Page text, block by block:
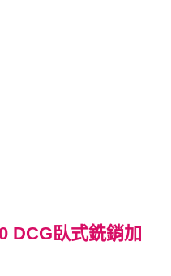
DCG臥式銑銷加